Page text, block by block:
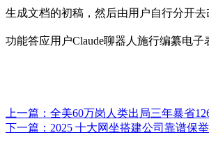
生成文档的初稿，然后由用户自行分开
功能答应用户Claude聊器人施行编纂电子
上一篇： 全美60万岗人类出局三年暴省
下一篇： 2025 十大网坐搭建公司靠谱保